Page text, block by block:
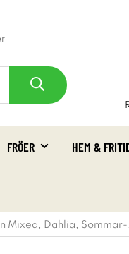
FRÖER HEM &
Mixed, Dahlia, Sommar-